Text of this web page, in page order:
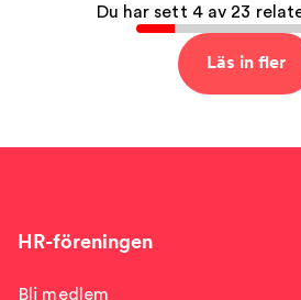
Du har sett 4 av 23
Läs in fler
HR-föreningen
Bli medlem